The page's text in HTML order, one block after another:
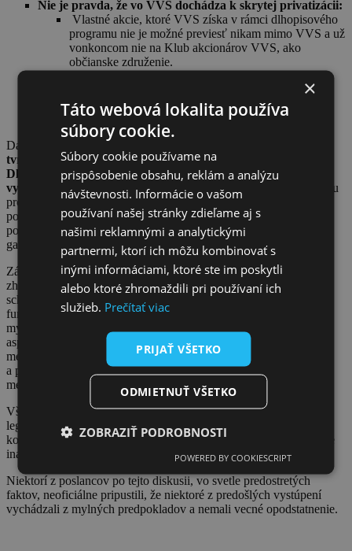
Nie je pravda, že vo VVS dochádza k skrytej privatizácii:
Vlastné akcie, ktoré VVS získa v rámci dlhopisového
programu nie je možné previesť nikam mimo VVS a už
vonkoncom nie na Klub akcionárov VVS, ako
občianske združenie.
zhromaždeniach – nie je teda pravda, že postavenie
vedenia spoločnosti sa posilňuje na úkor akcionárov.
Daniel Krátký zdôraznil, že
tvrdenia, a to bez toho, aby im predchádzala kontrola
Dlhopisového programu, ku ktorej samotná VVS NKÚ
vyzvala
. NKÚ potvrdilo, že z celej dokumentácie k Dlhopisovému
programu sa zaoberali len prospektom emitenta, ktorý zďaleka a z
podstaty veci nemôže obsahovať a neobsahuje všetky práva a
povinnosti obcí a VVS týkajúce sa Dlhopisového programu
garantovaných výnosov.
Zástupca VVS poslancov informoval o programe Valného
zhromaždenia a zmenách stanov, ktoré na ňom budú akcionári
schvaľovať, a tiež informoval o špecifikách ekonomického
fungovania vodárenských spoločností, čím vysvetlil aj niektoré
mylné závery NKÚ v oblasti hospodárenia VVS. Vysvetlil aj
aspekty Dlhopisového programu garantovaných výnosov,
mechanizmus kvázi zámeny akcií za dlhopisy Voda spieva I.
a predovšetkým poistky, ktoré sú v súbore zmlúv zakotvené, aby
mestá a obce o akcie VVS nemohli prísť.
Všetky fakty, ktoré v diskusii zo strany VVS zazneli, sú súčasťou
legislatívy Slovenskej republiky, či súčasťou aktívne
komunikovaných materiálov vodárenskou spoločnosťou, prípadne
inak verejne dostupnými faktami.
Niektorí z poslancov po tejto diskusii, vo svetle predostretých
faktov, neoficiálne pripustili, že niektoré z predošlých vystúpení
vychádzali z mylných predpokladov a nemali vecné opodstatnenie.
×
Táto webová lokalita používa
súbory cookie.
Súbory cookie používame na
prispôsobenie obsahu, reklám a analýzu
návštevnosti. Informácie o vašom
používaní našej stránky zdieľame aj s
našimi reklamnými a analytickými
partnermi, ktorí ich môžu kombinovať s
inými informáciami, ktoré ste im poskytli
alebo ktoré zhromaždili pri používaní ich
služieb. Prečítať viac
PRIJAŤ VŠETKO
ODMIETNUŤ VŠETKO
ZOBRAZIŤ PODROBNOSTI
POWERED BY COOKIESCRIPT